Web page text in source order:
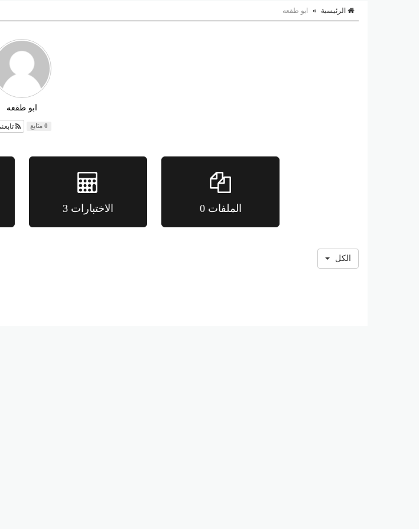
الرئيسية » ابو طقعه
ابو طقعه
0 متابع
الملفات 0 الاختبارات 3
الكل